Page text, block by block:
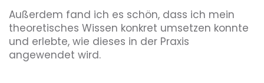
Außerdem fand ich es schön, dass ich mein
theoretisches Wissen konkret umsetzen konnte
und erlebte, wie dieses in der Praxis
angewendet wird.